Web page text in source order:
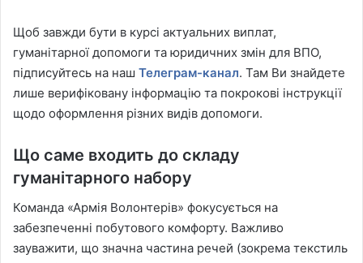
Щоб завжди бути в курсі актуальних виплат,
гуманітарної допомоги та юридичних змін для ВПО,
підписуйтесь на наш Телеграм-канал. Там Ви знайдете
лише верифіковану інформацію та покрокові інструкції
щодо оформлення різних видів допомоги.
Що саме входить до складу
гуманітарного набору
Команда «Армія Волонтерів» фокусується на
забезпеченні побутового комфорту. Важливо
зауважити, що значна частина речей (зокрема текстиль